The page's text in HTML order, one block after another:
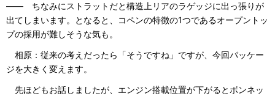
―― ちなみにストラットだと構造上リアのラゲッジに出っ張りが
出てしまいます。となると、コペンの特徴の1つであるオープントッ
プの採用が難しそうな気も。
相原：従来の考えだったら「そうですね」ですが、今回パッケー
ジを大きく変えます。
先ほどもお話しましたが、エンジン搭載位置が下がるとボンネッ